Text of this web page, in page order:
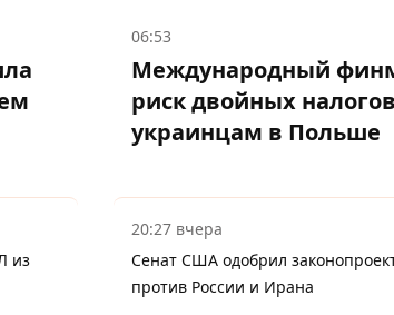
06:53
Международный
риск двойных
украинцам в Польше
из
20:27 вчера
Сенат США одобрил
против России и Ирана